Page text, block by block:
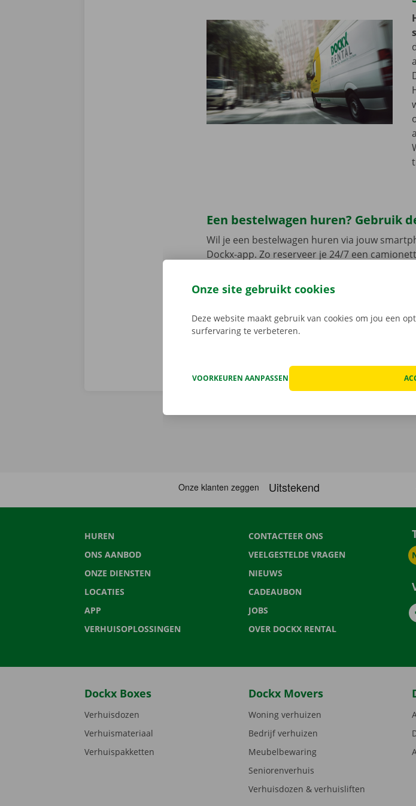
Een bestelwagen huren? Gebruik
Wil je een bestelwagen huren via jouw
Dockx-app. Zo reserveer je 24/7 een
Service Shop. Bij het ophalen open je de
sleutel. Download de gratis app voor
HUREN
ONS AANBOD
ONZE DIENSTEN
LOCATIES
APP
VERHUISOPLOSSINGEN
CONTACTEER ONS
VEELGESTELDE VRAGEN
NIEUWS
CADEAUBON
JOBS
OVER DOCKX RENTAL
Dockx Boxes
Verhuisdozen
Verhuismateriaal
Verhuispakketten
Dockx Movers
Woning verhuizen
Bedrijf verhuizen
Meubelbewaring
Seniorenverhuis
Verhuisdozen & verhuisliften
Onze site gebruikt cookies
Deze website maakt gebruik van cookies om jou een
surfervaring te verbeteren.
VOORKEUREN AANPASSEN